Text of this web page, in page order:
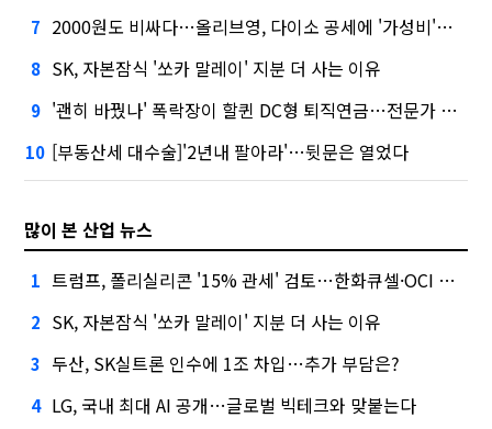
7 2000원도 비싸다…올리브영, 다이소 공세에 '가성비'로 맞불
8 SK, 자본잠식 '쏘카 말레이' 지분 더 사는 이유
9 '괜히 바꿨나' 폭락장이 할퀸 DC형 퇴직연금…전문가 조언은
10 [부동산세 대수술]'2년내 팔아라'…뒷문은 열었다
많이 본 산업 뉴스
1 트럼프, 폴리실리콘 '15% 관세' 검토…한화큐셀·OCI 영향은?
2 SK, 자본잠식 '쏘카 말레이' 지분 더 사는 이유
3 두산, SK실트론 인수에 1조 차입…추가 부담은?
4 LG, 국내 최대 AI 공개…글로벌 빅테크와 맞붙는다